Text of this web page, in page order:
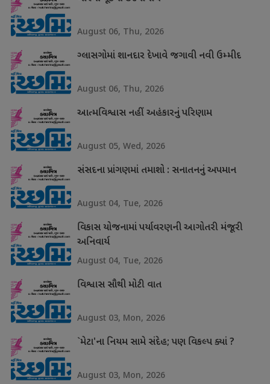
August 06, Thu, 2026
ગ્લાસગોમાં શાનદાર દેખાવે જગાવી નવી ઉમ્મીદ
August 06, Thu, 2026
આત્મવિશ્વાસ નહીં અહંકારનું પરિણામ
August 05, Wed, 2026
સંસદના પ્રાંગણમાં તમાશો : સનાતનનું અપમાન
August 04, Tue, 2026
વિકાસ યોજનામાં પર્યાવરણની આગોતરી મંજૂરી
અનિવાર્ય
August 04, Tue, 2026
વિશ્વાસ સૌથી મોટી વાત
August 03, Mon, 2026
`મેટા'ના નિયમ સામે સંદેહ; પણ વિકલ્પ ક્યાં ?
August 03, Mon, 2026